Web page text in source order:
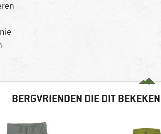
BERGVRIENDEN DIE DIT